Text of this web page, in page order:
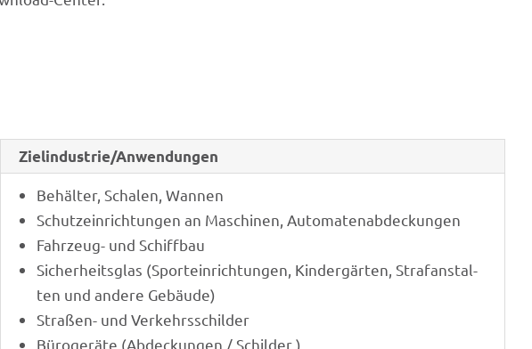
Zielindustrie/Anwendungen
Behäl­ter, Scha­len, Wannen
Schutz­ein­rich­tun­gen an Maschi­nen, Automatenabdeckungen
Fahr­zeug- und Schiffbau
Sicher­heits­glas (Sport­ein­rich­tun­gen, Kinder­gär­ten, Straf­an­stal­
ten und andere Gebäude)
Stra­ßen- und Verkehrsschilder
Büro­ge­räte (Abde­ckun­gen / Schilder )